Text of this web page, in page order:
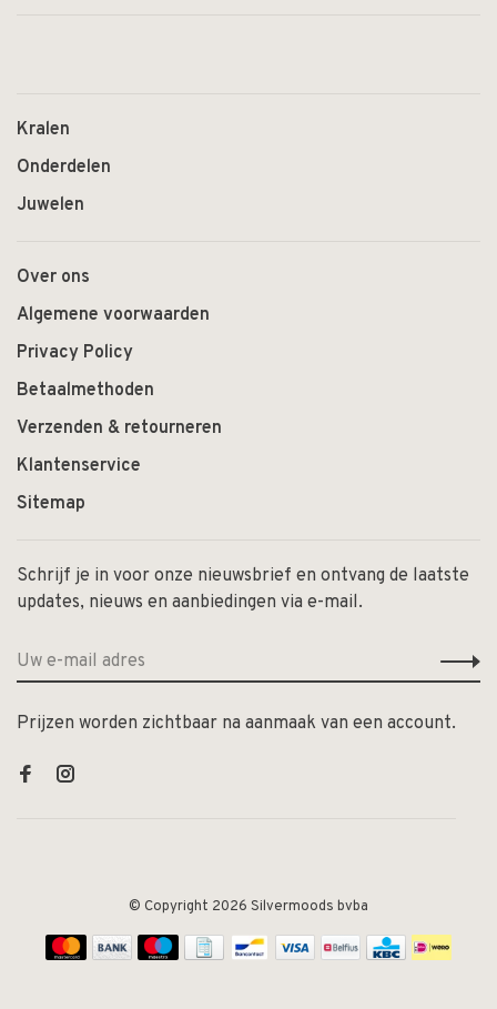
Kralen
Onderdelen
Juwelen
Over ons
Algemene voorwaarden
Privacy Policy
Betaalmethoden
Verzenden & retourneren
Klantenservice
Sitemap
Schrijf je in voor onze nieuwsbrief en ontvang de laatste
updates, nieuws en aanbiedingen via e-mail.
Prijzen worden zichtbaar na aanmaak van een account.
© Copyright 2026 Silvermoods bvba